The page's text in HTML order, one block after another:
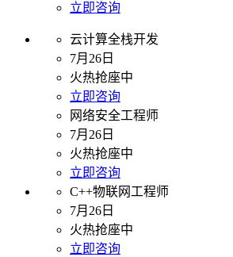
立即咨询
云计算全栈开发
7月26日
火热抢座中
立即咨询
网络安全工程师
7月26日
火热抢座中
立即咨询
C++物联网工程师
7月26日
火热抢座中
立即咨询